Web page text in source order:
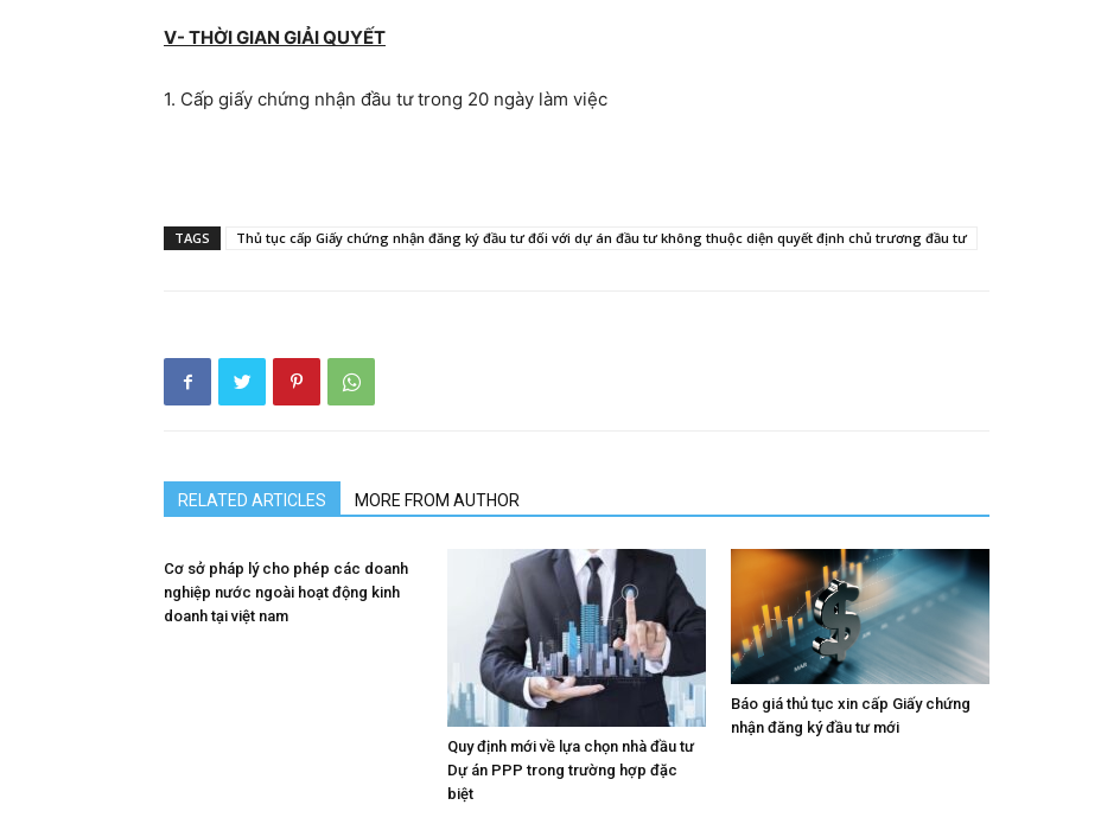
V- THỜI GIAN GIẢI QUYẾT
1. Cấp giấy chứng nhận đầu tư trong 20 ngày làm việc
TAGS Thủ tục cấp Giấy chứng nhận đăng ký đầu tư đối với dự án đầu tư không thuộc diện quyết định chủ trương đầu tư
RELATED ARTICLES MORE FROM AUTHOR
Cơ sở pháp lý cho phép các doanh
nghiệp nước ngoài hoạt động kinh
doanh tại việt nam
Quy định mới về lựa chọn nhà đầu tư
Dự án PPP trong trường hợp đặc
biệt
Báo giá thủ tục xin cấp Giấy chứng
nhận đăng ký đầu tư mới